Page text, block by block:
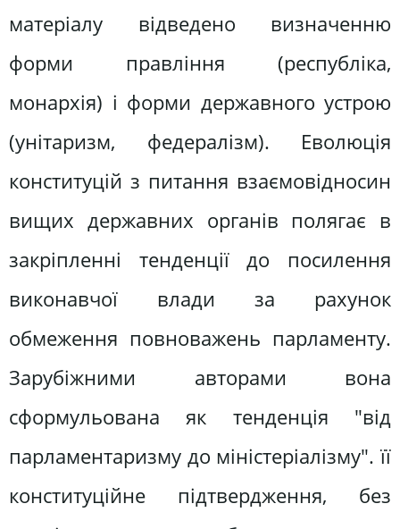
матеріалу відведено визначенню
форми правління (республіка,
монархія) і форми державного устрою
(унітаризм, федералізм). Еволюція
конституцій з питання взаємовідносин
вищих державних органів полягає в
закріпленні тенденції до посилення
виконавчої влади за рахунок
обмеження повноважень парламенту.
Зарубіжними авторами вона
сформульована як тенденція "від
парламентаризму до міністеріалізму". її
конституційне підтвердження, без